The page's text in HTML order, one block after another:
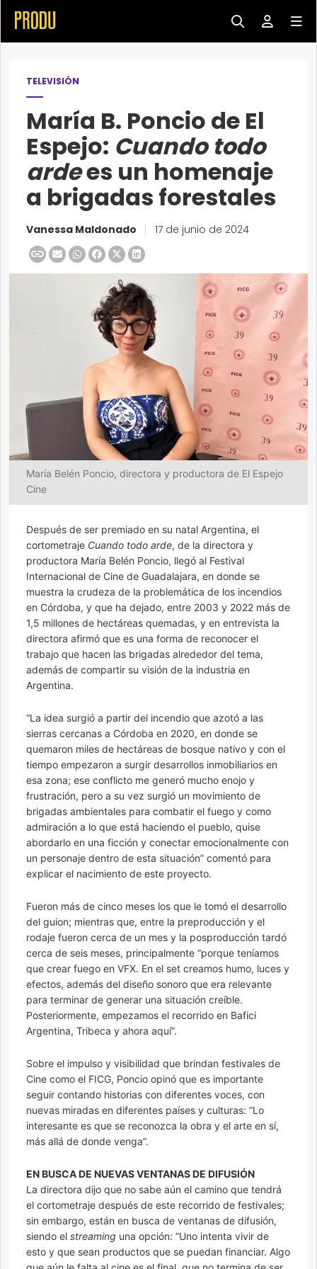
TELEVISIÓN
María B. Poncio de El
Espejo: Cuando todo
ardees un homenaje
a brigadas forestales
Vanessa Maldonado 17 de junio de 2024
María Belén Poncio, directora y productora de El Espejo
Cine
Después de ser premiado en su natal Argentina, el
cortometraje Cuando todo arde, de la directora y
productora María Belén Poncio, llegó al Festival
Internacional de Cine de Guadalajara, en donde se
muestra la crudeza de la problemática de los incendios
en Córdoba, y que ha dejado, entre 2003 y 2022 más de
1,5 millones de hectáreas quemadas, y en entrevista la
directora afirmó que es una forma de reconocer el
trabajo que hacen las brigadas alrededor del tema,
además de compartir su visión de la industria en
Argentina.
“La idea surgió a partir del incendio que azotó a las
sierras cercanas a Córdoba en 2020, en donde se
quemaron miles de hectáreas de bosque nativo y con el
tiempo empezaron a surgir desarrollos inmobiliarios en
esa zona; ese conflicto me generó mucho enojo y
frustración, pero a su vez surgió un movimiento de
brigadas ambientales para combatir el fuego y como
admiración a lo que está haciendo el pueblo, quise
abordarlo en una ficción y conectar emocionalmente con
un personaje dentro de esta situación” comentó para
explicar el nacimiento de este proyecto.
Fueron más de cinco meses los que le tomó el desarrollo
del guion; mientras que, entre la preproducción y el
rodaje fueron cerca de un mes y la posproducción tardó
cerca de seis meses, principalmente “porque teníamos
que crear fuego en VFX. En el set creamos humo, luces y
efectos, además del diseño sonoro que era relevante
para terminar de generar una situación creíble.
Posteriormente, empezamos el recorrido en Bafici
Argentina, Tribeca y ahora aquí”.
Sobre el impulso y visibilidad que brindan festivales de
Cine como el FICG, Poncio opinó que es importante
seguir contando historias con diferentes voces, con
nuevas miradas en diferentes países y culturas: “Lo
interesante es que se reconozca la obra y el arte en sí,
más allá de donde venga”.
EN BUSCA DE NUEVAS VENTANAS DE DIFUSIÓN
La directora dijo que no sabe aún el camino que tendrá
el cortometraje después de este recorrido de festivales;
sin embargo, están en busca de ventanas de difusión,
siendo el streaming una opción: “Uno intenta vivir de
esto y que sean productos que se puedan financiar. Algo